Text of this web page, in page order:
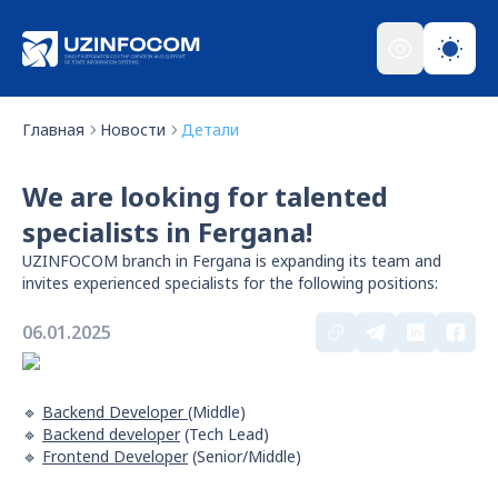
Главная Новости Детали
We are looking for talented
specialists in Fergana!
UZINFOCOM branch in Fergana is expanding its team and
invites experienced specialists for the following positions:
06.01.2025
🔹 Backend Developer(Middle)
🔹 Backend developer(Tech Lead)
🔹 Frontend Developer(Senior/Middle)